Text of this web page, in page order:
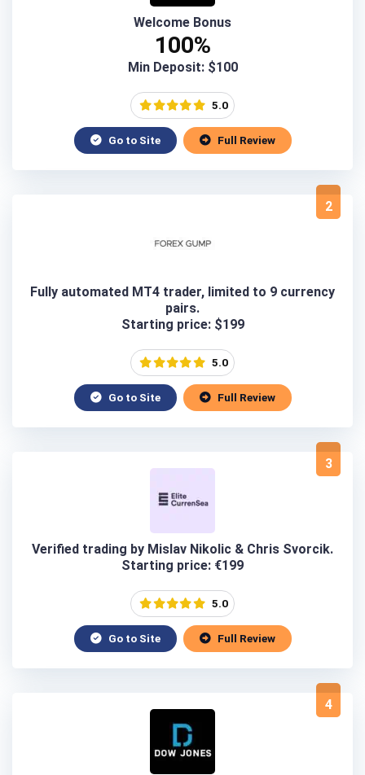
Welcome Bonus
100%
Min Deposit: $100
5.0
Go to Site Full Review
2
Fully automated MT4 trader, limited to 9 currency
pairs.
Starting price: $199
5.0
Go to Site Full Review
3
Verified trading by Mislav Nikolic & Chris Svorcik.
Starting price: €199
5.0
Go to Site Full Review
4